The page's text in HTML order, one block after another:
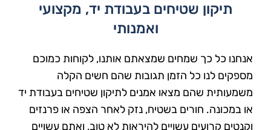
תיקון שטיחים בעבודת יד, מקצועי
ואמנותי
אנחנו כל כך שמחים שמצאתם אותנו, לקוחות כמוכם
מספקים לנו כל הזמן תגובות שהם חשים הקלה
משמעותית שהם מצאו אמנים לתיקון שטיחים בעבודת יד
או במכונה. חורים בשטיח, נזק לאחר הצפה או פרנזים
וקנטים קרועים עשויים להיראות לא טוב, ואתם עשויים